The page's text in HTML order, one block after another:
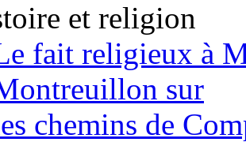
et religion
fait religieux à
sur
chemins de